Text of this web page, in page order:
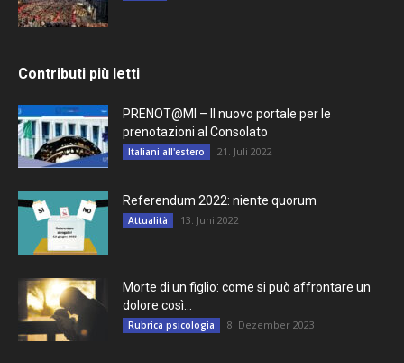
Contributi più letti
PRENOT@MI – Il nuovo portale per le
prenotazioni al Consolato
Italiani all'estero 21. Juli 2022
Referendum 2022: niente quorum
Attualità 13. Juni 2022
Morte di un figlio: come si può affrontare un
dolore così...
Rubrica psicologia 8. Dezember 2023